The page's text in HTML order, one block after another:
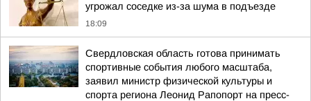
угрожал соседке из-за шума в подъезде
18:09
Свердловская область готова принимать
спортивные события любого масштаба,
заявил министр физической культуры и
спорта региона Леонид Рапопорт на пресс-